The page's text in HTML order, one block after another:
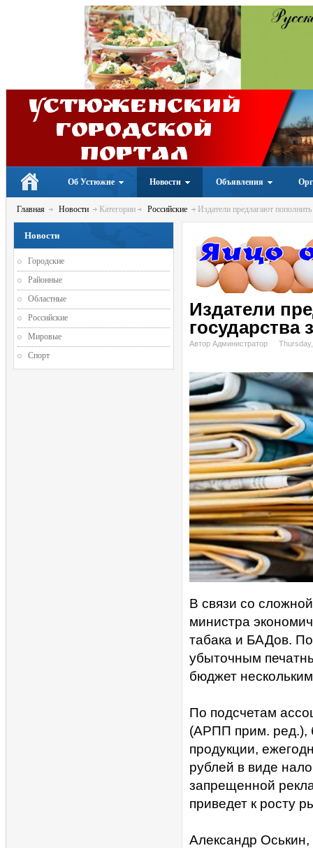
Устюженский
Городской
портал
Об Устюжне Новости Объявления
Главная Новости Категории Российские Издатели предлагают
Издатели
государства
Автор Администратор
В связи со
министра
табака и БАДов.
убыточным
бюджет
По подсчетам
(АРПП прим. ред.),
продукции,
рублей в виде
запрещенной
приведет к росту
Александр
Новости
Городские
Районные
Областные
Российские
Мировые
Спорт